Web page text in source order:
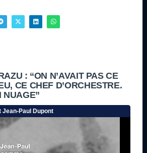
: “ON N’AVAIT PAS CE
CE CHEF D’ORCHESTRE.
NUAGE”